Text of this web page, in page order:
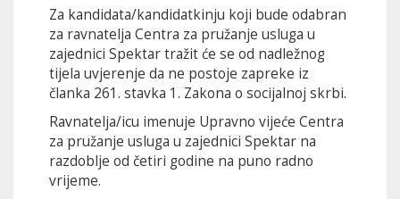
Za kandidata/kandidatkinju koji bude odabran
za ravnatelja Centra za pružanje usluga u
zajednici Spektar tražit će se od nadležnog
tijela uvjerenje da ne postoje zapreke iz
članka 261. stavka 1. Zakona o socijalnoj skrbi.
Ravnatelja/icu imenuje Upravno vijeće Centra
za pružanje usluga u zajednici Spektar na
razdoblje od četiri godine na puno radno
vrijeme.